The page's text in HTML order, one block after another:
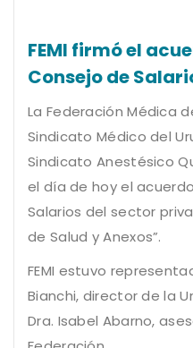
FEMI firmó el
Consejo de
La Federación Médica
Sindicato Médico del
Sindicato Anestésico
el día de hoy el
Salarios del sector
de Salud y Anexos”.
FEMI estuvo
Bianchi, director de la
Dra. Isabel Abarno,